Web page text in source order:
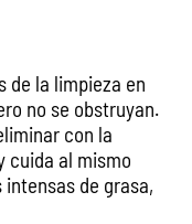
de la limpieza en
no se obstruyan.
con la
cuida al mismo
de grasa,